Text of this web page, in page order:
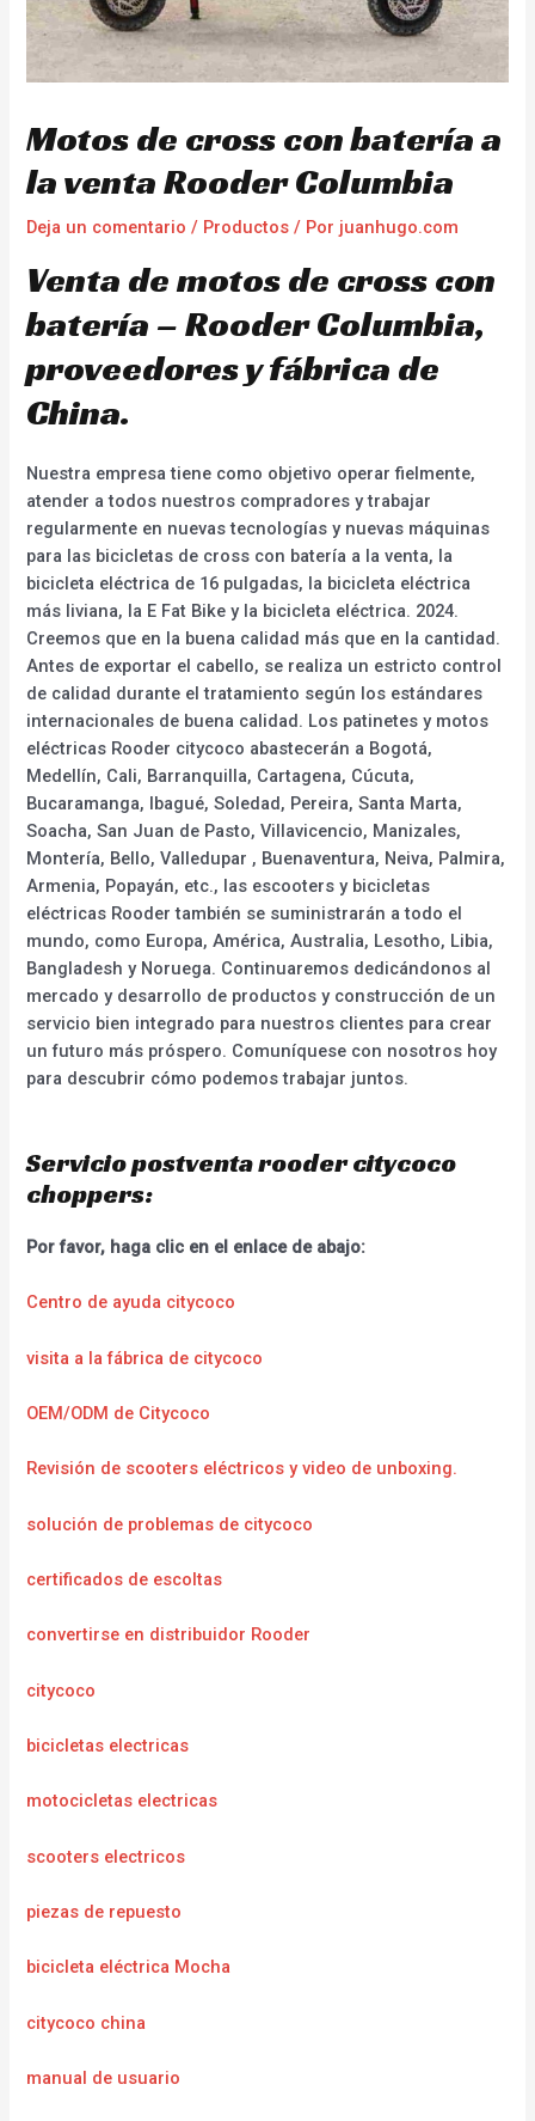
Motos de cross con batería a
la venta Rooder Columbia
Deja un comentario / Productos / Por juanhugo.com
Venta de motos de cross con
batería – Rooder Columbia,
proveedores y fábrica de
China.
Nuestra empresa tiene como objetivo operar fielmente,
atender a todos nuestros compradores y trabajar
regularmente en nuevas tecnologías y nuevas máquinas
para las bicicletas de cross con batería a la venta, la
bicicleta eléctrica de 16 pulgadas, la bicicleta eléctrica
más liviana, la E Fat Bike y la bicicleta eléctrica. 2024.
Creemos que en la buena calidad más que en la cantidad.
Antes de exportar el cabello, se realiza un estricto control
de calidad durante el tratamiento según los estándares
internacionales de buena calidad. Los patinetes y motos
eléctricas Rooder citycoco abastecerán a Bogotá,
Medellín, Cali, Barranquilla, Cartagena, Cúcuta,
Bucaramanga, Ibagué, Soledad, Pereira, Santa Marta,
Soacha, San Juan de Pasto, Villavicencio, Manizales,
Montería, Bello, Valledupar , Buenaventura, Neiva, Palmira,
Armenia, Popayán, etc., las escooters y bicicletas
eléctricas Rooder también se suministrarán a todo el
mundo, como Europa, América, Australia, Lesotho, Libia,
Bangladesh y Noruega. Continuaremos dedicándonos al
mercado y desarrollo de productos y construcción de un
servicio bien integrado para nuestros clientes para crear
un futuro más próspero. Comuníquese con nosotros hoy
para descubrir cómo podemos trabajar juntos.
Servicio postventa rooder citycoco
choppers:
Por favor, haga clic en el enlace de abajo:
Centro de ayuda citycoco
visita a la fábrica de citycoco
OEM/ODM de Citycoco
Revisión de scooters eléctricos y video de unboxing.
solución de problemas de citycoco
certificados de escoltas
convertirse en distribuidor Rooder
citycoco
bicicletas electricas
motocicletas electricas
scooters electricos
piezas de repuesto
bicicleta eléctrica Mocha
citycoco china
manual de usuario